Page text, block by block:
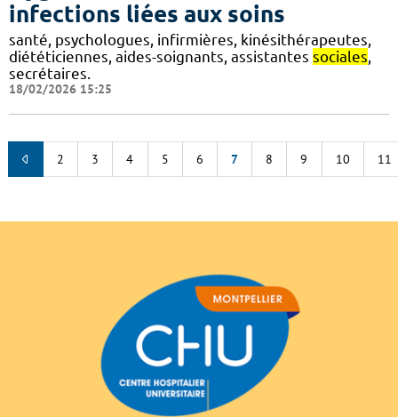
infections liées aux soins
santé, psychologues, infirmières, kinésithérapeutes,
diététiciennes, aides-soignants, assistantes sociales,
secrétaires.
18/02/2026 15:25
2 3 4 5 6 7 8 9 10 11